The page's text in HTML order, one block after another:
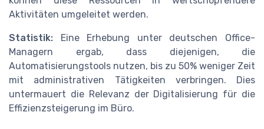
Aktivitäten umgeleitet werden.
Statistik: Eine Erhebung unter deutschen Office-
Managern ergab, dass diejenigen, die
Automatisierungstools nutzen, bis zu 50% weniger Zeit
mit administrativen Tätigkeiten verbringen. Dies
untermauert die Relevanz der Digitalisierung für die
Effizienzsteigerung im Büro.